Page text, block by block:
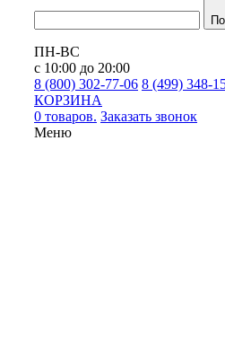
ПН-ВС
с 10:00 до 20:00
8 (800) 302-77-06 8 (499) 348-
КОРЗИНА
0 товаров. Заказать звонок
Меню